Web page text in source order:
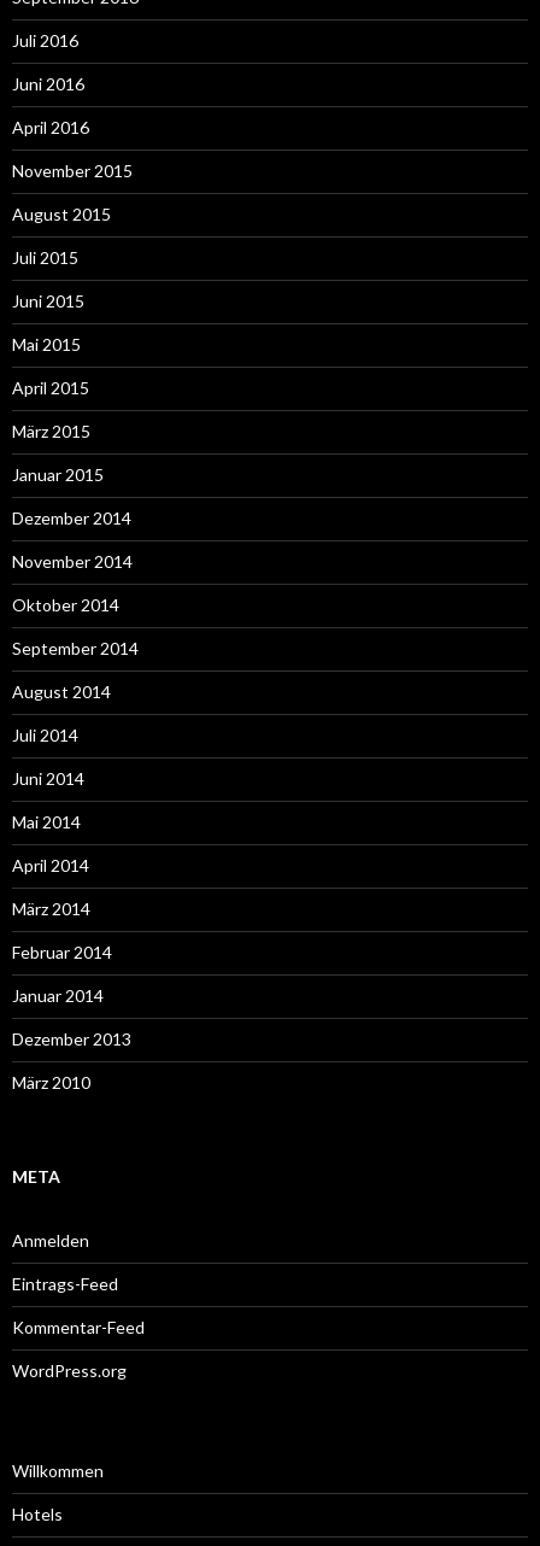
Juli 2016
Juni 2016
April 2016
November 2015
August 2015
Juli 2015
Juni 2015
Mai 2015
April 2015
März 2015
Januar 2015
Dezember 2014
November 2014
Oktober 2014
September 2014
August 2014
Juli 2014
Juni 2014
Mai 2014
April 2014
März 2014
Februar 2014
Januar 2014
Dezember 2013
März 2010
META
Anmelden
Eintrags-Feed
Kommentar-Feed
WordPress.org
Willkommen
Hotels